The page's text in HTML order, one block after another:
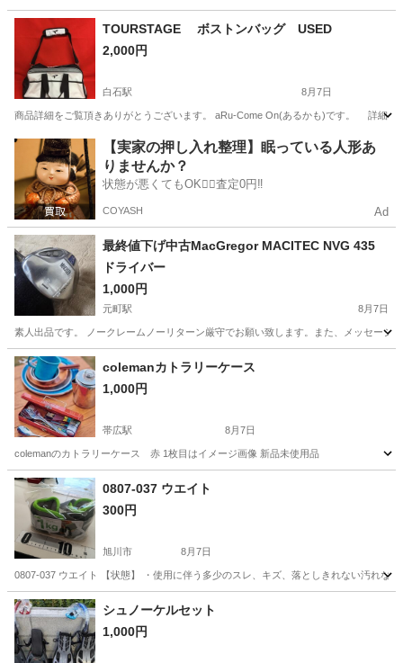
北海道 北見市 TOURSTAGE ボストンバッグ USED
2,000円
白石駅 8月7日
商品詳細をご覧頂きありがとうございます。 aRu-Come On(あるかも)です。 詳細は
北海道 札幌市 白石駅 ゴルフ ボストンバッグ
【実家の押し入れ整理】眠っている人形あ
りませんか？
状態が悪くてもOK🙆‍♀️査定0円‼️
COYASH Ad
最終値下げ中古MacGregor MACITEC NVG 435
ドライバー
1,000円
元町駅 8月7日
素人出品です。 ノークレームノーリターン厳守でお願い致します。また、メッセー
北海道 札幌市 ゴルフ
colemanカトラリーケース
1,000円
帯広駅 8月7日
colemanのカトラリーケース 赤 1枚目はイメージ画像 新品未使用品
北海道 河東郡 その他
0807-037 ウエイト
300円
旭川市 8月7日
0807-037 ウエイト 【状態】 ・使用に伴う多少のスレ、キズ、落としきれない汚れ
北海道 旭川市 フィットネス、トレーニング
シュノーケルセット
1,000円